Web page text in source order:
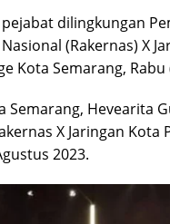
dilingkungan
(Rakernas) X
Kota Semarang, Rabu
Semarang, Hevearita
X Jaringan Kota
2023.